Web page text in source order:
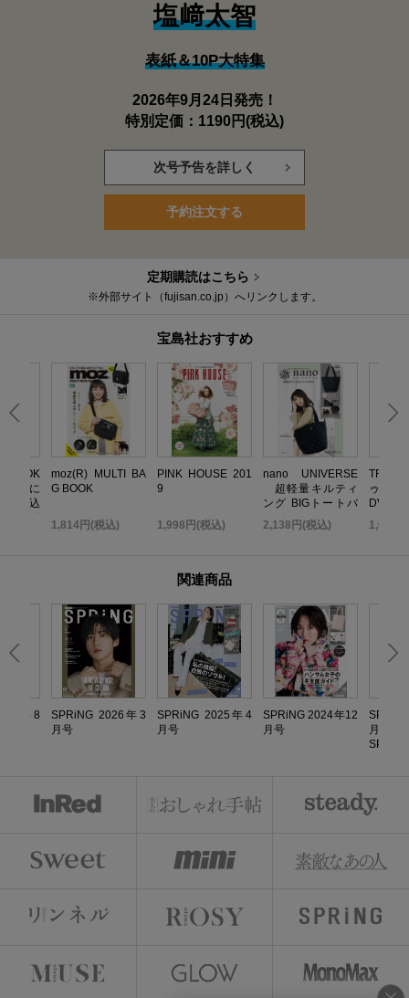
塩﨑太智
表紙＆10P大特集
2026年9月24日発売！
特別定価：1190円(税込)
次号予告を詳しく
予約注文する
定期購読はこちら
※外部サイト（fujisan.co.jp）へリンクします。
宝島社おすすめ
BOOK
限に
れ込
moz(R) MULTI BA
G BOOK
1,814円(税込)
PINK HOUSE 201
9
1,998円(税込)
nano UNIVERSE
超軽量キルティ
ング BIGトートバ
ッグBOOK
2,138円(税込)
TRF イ
ゥ・ダ
DVD
TOP
1,058
関連商品
年8
SPRiNG 2026年3
月号
SPRiNG 2025年4
月号
SPRiNG 2024年12
月号
月号増